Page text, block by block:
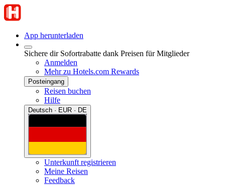
App herunterladen
Sichere dir Sofortrabatte dank Preisen für Mitglieder
Anmelden
Mehr zu Hotels.com Rewards
Posteingang
Reisen buchen
Hilfe
Deutsch · EUR · DE
Unterkunft registrieren
Meine Reisen
Feedback